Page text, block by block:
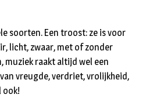
soorten. Een troost: ze is voor
licht, zwaar, met of zonder
muziek raakt altijd wel een
vreugde, verdriet, vrolijkheid,
ook!